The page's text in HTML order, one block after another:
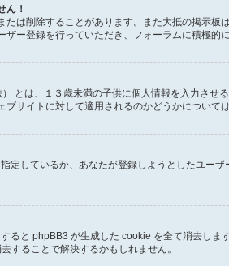
ん！
は削除することがあります。また大抵の掲示
ー登録を行っていただき、フォーラムに積極的
とは、１３歳未満の子供に個人情報を入力さ
サイトに対して適用されるのかどうかについ
定しているか、あなたが登録しようとしたユー
ると phpBB3 が生成した cookie を全て消去し
することで解決するかもしれません。